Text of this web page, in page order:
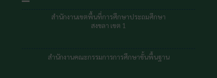
สำนักงานเขตพื้นที่การศึกษาประถมศึกษา
สงขลา เขต 1
สำนักงานคณะกรรมการการศึกษาขั้นพื้นฐาน